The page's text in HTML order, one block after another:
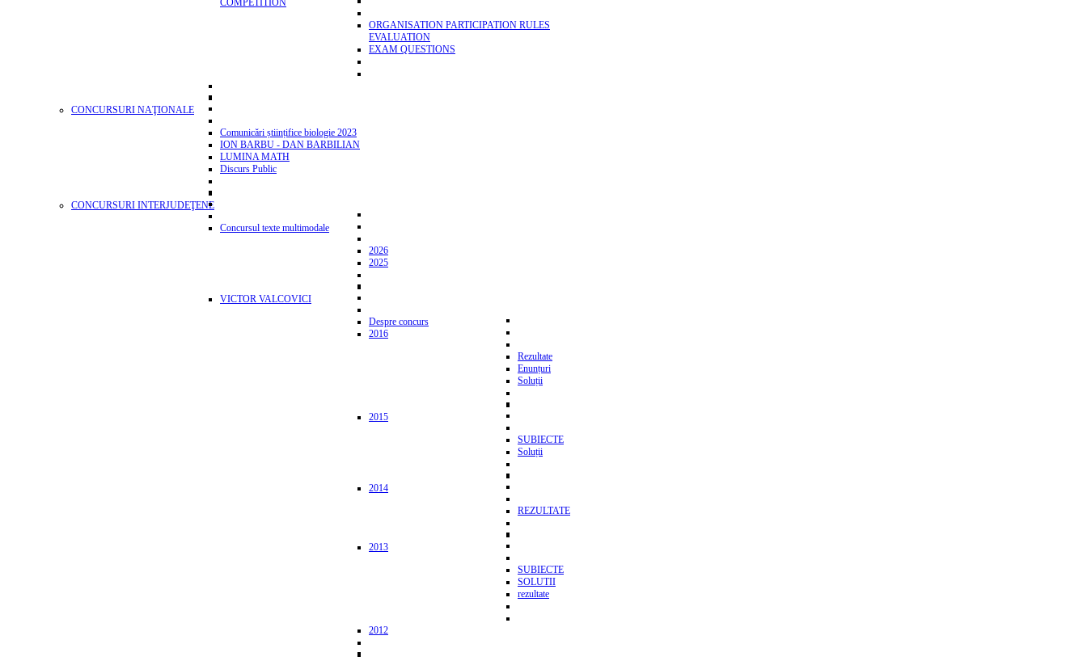
COMPETITION
ORGANISATION PARTICIPATION RULES
EVALUATION
EXAM QUESTIONS
CONCURSURI NAŢIONALE
Comunicări științifice biologie 2023
ION BARBU - DAN BARBILIAN
LUMINA MATH
Discurs Public
CONCURSURI INTERJUDEŢENE
Concursul texte multimodale
2026
2025
VICTOR VALCOVICI
Despre concurs
2016
Rezultate
Enunțuri
Soluții
2015
SUBIECTE
Soluții
2014
REZULTATE
2013
SUBIECTE
SOLUTII
rezultate
2012